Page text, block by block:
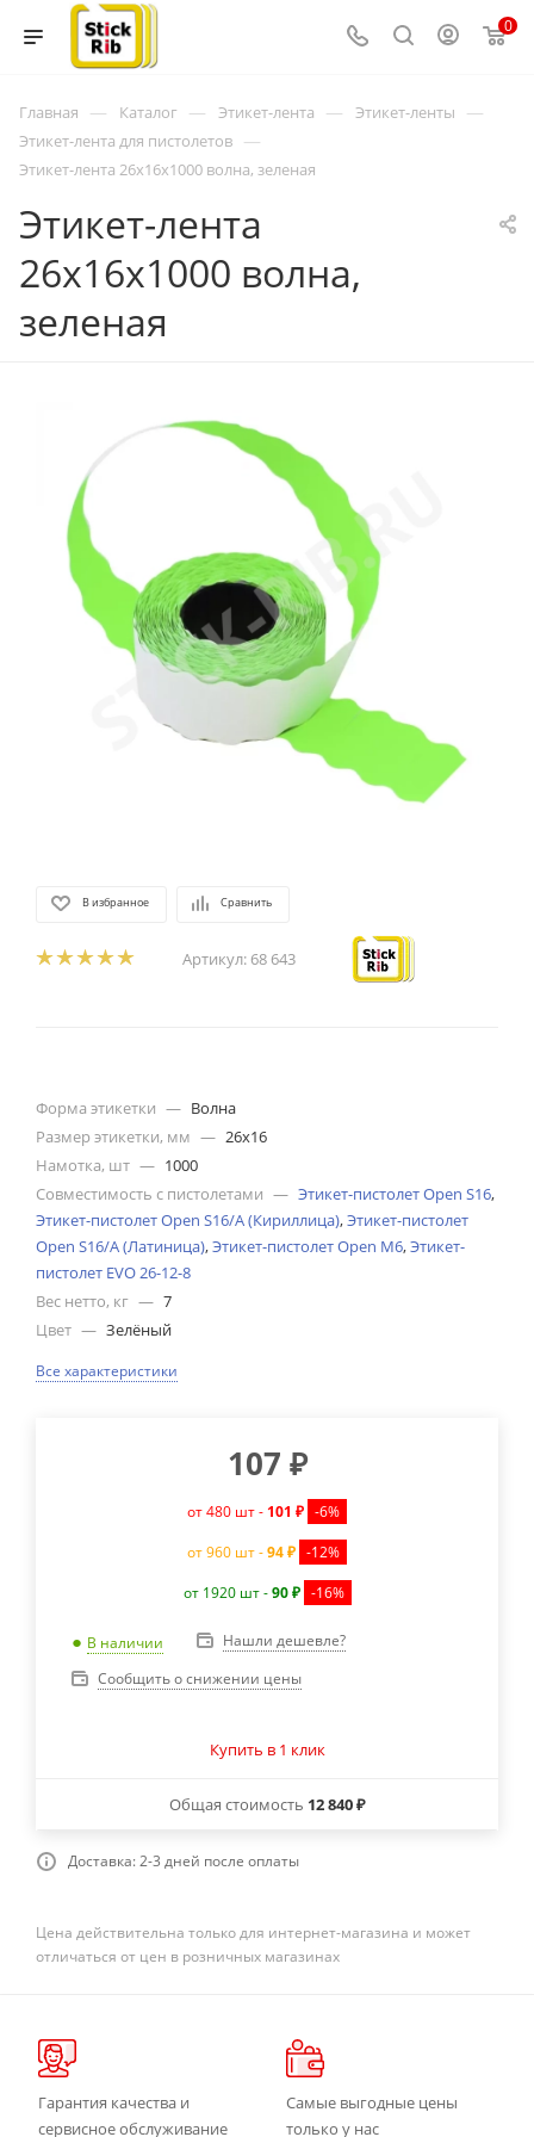
0
Главная — Каталог — Этикет-лента — Этикет-ленты —
Этикет-лента для пистолетов —
Этикет-лента 26x16x1000 волна, зеленая
Этикет-лента
26x16x1000 волна,
зеленая
В избранное Сравнить
Артикул: 68 643
Форма этикетки — Волна
Размер этикетки, мм — 26х16
Намотка, шт — 1000
Совместимость с пистолетами — Этикет-пистолет Open S16,
Этикет-пистолет Open S16/А (Кириллица),Этикет-пистолет
Open S16/А (Латиница),Этикет-пистолет Open M6,Этикет-
пистолет EVO 26-12-8
Вес нетто, кг — 7
Цвет — Зелёный
Все характеристики
107 ₽
от 480 шт - 101 ₽ -6%
от 960 шт -94 ₽ -12%
от 1920 шт -90 ₽ -16%
В наличии
Нашли дешевле?
Сообщить о снижении цены
Купить в 1 клик
Общая стоимость 12 840 ₽
Доставка: 2-3 дней после оплаты
Цена действительна только для интернет-магазина и может
отличаться от цен в розничных магазинах
Гарантия качества и
сервисное обслуживание
Самые выгодные цены
только у нас